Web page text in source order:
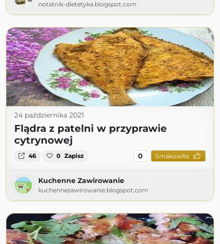
notatnik-dietetyka.blogspot.com
24 października 2021
Flądra z patelni w przyprawie
cytrynowej
46 0 Zapisz 0 Smakowite
Kuchenne Zawirowanie
kuchennezawirowanie.blogspot.com